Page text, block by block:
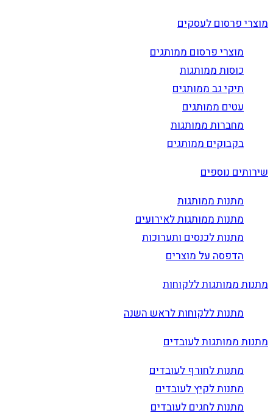
מוצרי פרסום לעסקים
מוצרי פרסום ממותגים
כוסות ממותגות
תיקי גב ממותגים
עטים ממותגים
מחברות ממותגות
בקבוקים ממותגים
שירותים נוספים
מתנות ממותגות
מתנות ממותגות לאירועים
מתנות לכנסים ותערוכות
הדפסה על מוצרים
מתנות ממותגות ללקוחות
מתנות ללקוחות לראש השנה
מתנות ממותגות לעובדים
מתנות לחורף לעובדים
מתנות לקיץ לעובדים
מתנות לחגים לעובדים